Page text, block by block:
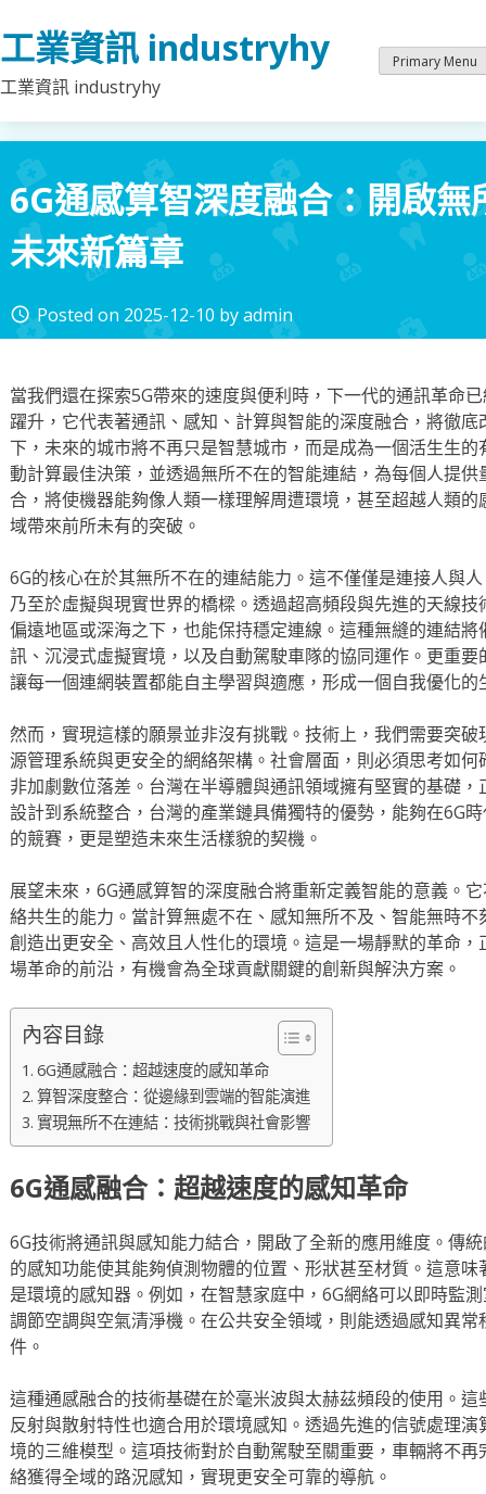
to
content
工業資訊 industryhy
工業資訊 industryhy
Primary Menu
6G通感算智深度融合：開啟
未來新篇章
access_time Posted on 2025-12-10 byadmin
當我們還在探索5G帶來的速度與便利時，下一代的通訊革命
躍升，它代表著通訊、感知、計算與智能的深度融合，將徹
下，未來的城市將不再只是智慧城市，而是成為一個活生生
動計算最佳決策，並透過無所不在的智能連結，為每個人提
合，將使機器能夠像人類一樣理解周遭環境，甚至超越人類
域帶來前所未有的突破。
6G的核心在於其無所不在的連結能力。這不僅僅是連接人與
乃至於虛擬與現實世界的橋樑。透過超高頻段與先進的天線
偏遠地區或深海之下，也能保持穩定連線。這種無縫的連結
訊、沉浸式虛擬實境，以及自動駕駛車隊的協同運作。更重
讓每一個連網裝置都能自主學習與適應，形成一個自我優化的
然而，實現這樣的願景並非沒有挑戰。技術上，我們需要突
源管理系統與更安全的網絡架構。社會層面，則必須思考如
非加劇數位落差。台灣在半導體與通訊領域擁有堅實的基礎
設計到系統整合，台灣的產業鏈具備獨特的優勢，能夠在6G
的競賽，更是塑造未來生活樣貌的契機。
展望未來，6G通感算智的深度融合將重新定義智能的意義。
絡共生的能力。當計算無處不在、感知無所不及、智能無時
創造出更安全、高效且人性化的環境。這是一場靜默的革命
場革命的前沿，有機會為全球貢獻關鍵的創新與解決方案。
內容目錄
6G通感融合：超越速度的感知革命
算智深度整合：從邊緣到雲端的智能演進
實現無所不在連結：技術挑戰與社會影響
6G通感融合：超越速度的感知革命
6G技術將通訊與感知能力結合，開啟了全新的應用維度。傳
的感知功能使其能夠偵測物體的位置、形狀甚至材質。這意
是環境的感知器。例如，在智慧家庭中，6G網絡可以即時監
調節空調與空氣清淨機。在公共安全領域，則能透過感知異
件。
這種通感融合的技術基礎在於毫米波與太赫茲頻段的使用。
反射與散射特性也適合用於環境感知。透過先進的信號處理
境的三維模型。這項技術對於自動駕駛至關重要，車輛將不
絡獲得全域的路況感知，實現更安全可靠的導航。